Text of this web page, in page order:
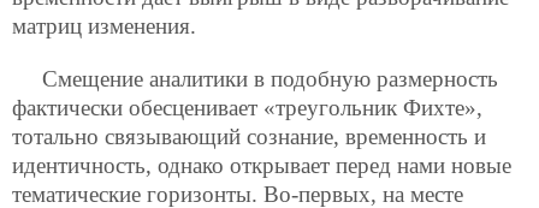
матриц изменения.
Смещение аналитики в подобную размерность
фактически обесценивает «треугольник Фихте»,
тотально связывающий сознание, временность и
идентичность, однако открывает перед нами новые
тематические горизонты. Во-первых, на месте